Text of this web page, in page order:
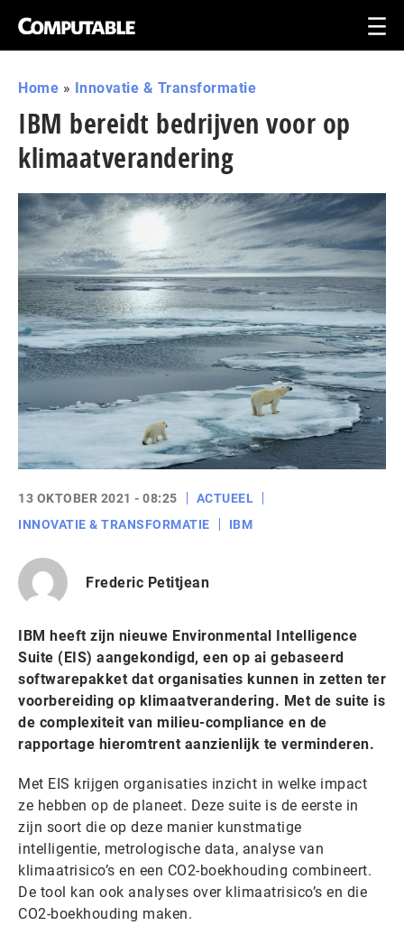
Home » Innovatie & Transformatie
IBM bereidt bedrijven voor op
klimaatverandering
13 OKTOBER 2021 - 08:25
ACTUEEL
INNOVATIE & TRANSFORMATIE
IBM
Frederic Petitjean
IBM heeft zijn nieuwe Environmental Intelligence
Suite (EIS) aangekondigd, een op ai gebaseerd
softwarepakket dat organisaties kunnen in zetten ter
voorbereiding op klimaatverandering. Met de suite is
de complexiteit van milieu-compliance en de
rapportage hieromtrent aanzienlijk te verminderen.
Met EIS krijgen organisaties inzicht in welke impact
ze hebben op de planeet. Deze suite is de eerste in
zijn soort die op deze manier kunstmatige
intelligentie, metrologische data, analyse van
klimaatrisico’s en een CO2-boekhouding combineert.
De tool kan ook analyses over klimaatrisico’s en die
CO2-boekhouding maken.